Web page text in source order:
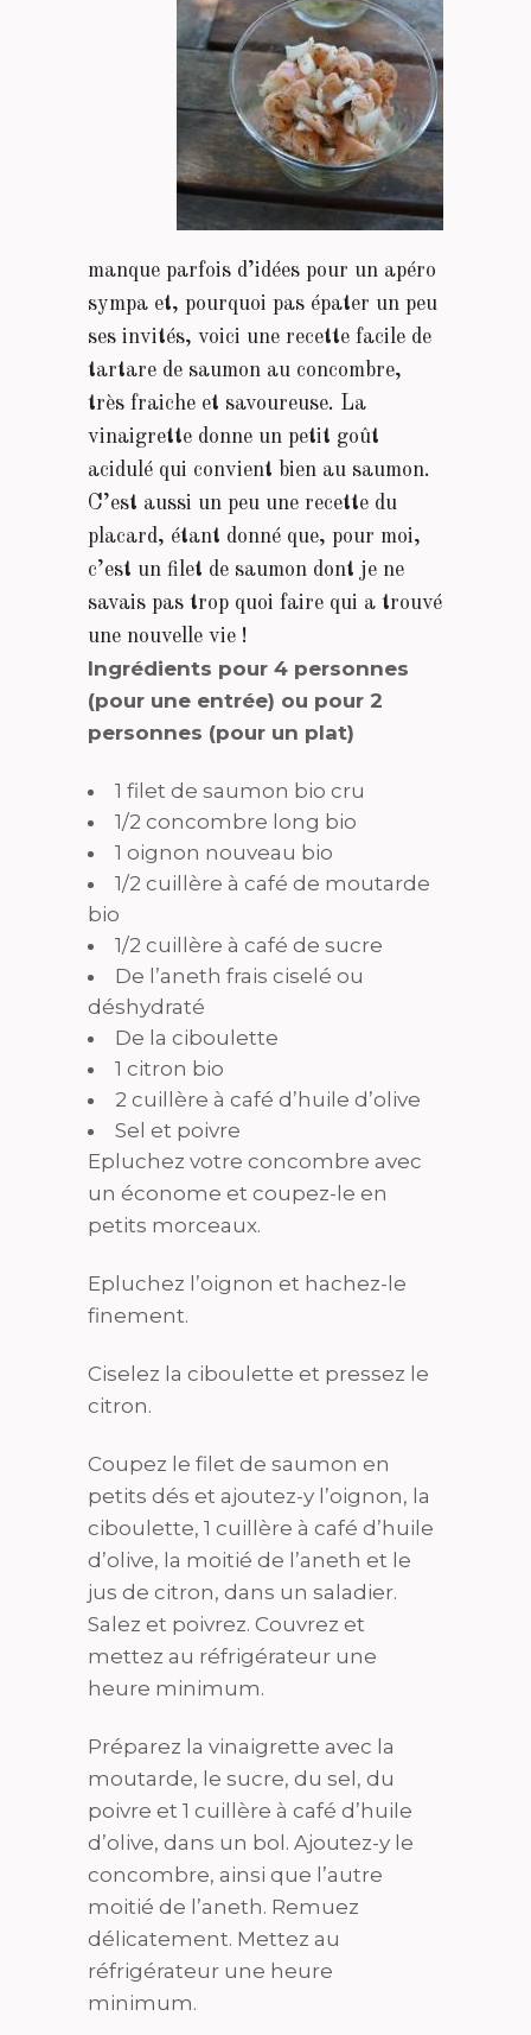
manque parfois d’idées pour un apéro
sympa et, pourquoi pas épater un peu
ses invités, voici une recette facile de
tartare de saumon au concombre,
très fraiche et savoureuse. La
vinaigrette donne un petit goût
acidulé qui convient bien au saumon.
C’est aussi un peu une recette du
placard, étant donné que, pour moi,
c’est un filet de saumon dont je ne
savais pas trop quoi faire qui a trouvé
une nouvelle vie !
Ingrédients pour 4 personnes
(pour une entrée) ou pour 2
personnes (pour un plat)
1 filet de saumon bio cru
1/2 concombre long bio
1 oignon nouveau bio
1/2 cuillère à café de moutarde
bio
1/2 cuillère à café de sucre
De l’aneth frais ciselé ou
déshydraté
De la ciboulette
1 citron bio
2 cuillère à café d’huile d’olive
Sel et poivre
Epluchez votre concombre avec
un économe et coupez-le en
petits morceaux.
Epluchez l’oignon et hachez-le
finement.
Ciselez la ciboulette et pressez le
citron.
Coupez le filet de saumon en
petits dés et ajoutez-y l’oignon, la
ciboulette, 1 cuillère à café d’huile
d’olive, la moitié de l’aneth et le
jus de citron, dans un saladier.
Salez et poivrez. Couvrez et
mettez au réfrigérateur une
heure minimum.
Préparez la vinaigrette avec la
moutarde, le sucre, du sel, du
poivre et 1 cuillère à café d’huile
d’olive, dans un bol. Ajoutez-y le
concombre, ainsi que l’autre
moitié de l’aneth. Remuez
délicatement. Mettez au
réfrigérateur une heure
minimum.